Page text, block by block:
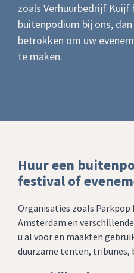
zoals Verhuurbedrijf Kuijf
buitenpodium bij ons,
betrokken om uw
te maken.
Huur een
festival of
Organisaties zoals Parkpop
Amsterdam en
u al voor en maakten
duurzame tenten, tribunes,